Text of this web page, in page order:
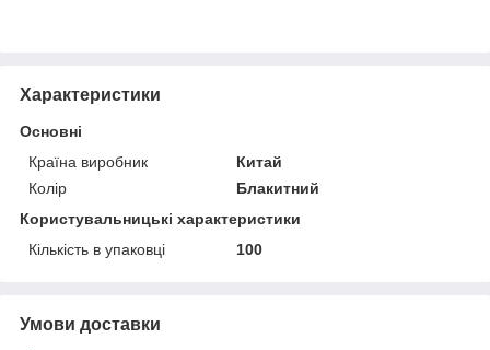
Характеристики
Основні
Країна виробник
Китай
Колір
Блакитний
Користувальницькі характеристики
Кількість в упаковці
100
Умови доставки